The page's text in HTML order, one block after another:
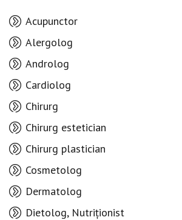
Acupunctor
Alergolog
Androlog
Cardiolog
Chirurg
Chirurg estetician
Chirurg plastician
Cosmetolog
Dermatolog
Dietolog, Nutriționist